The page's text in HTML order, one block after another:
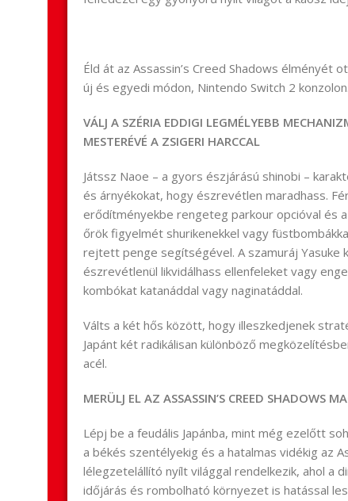
Éld át az Assassin’s Creed Shadows élményét
új és egyedi módon, Nintendo Switch 2 konzolon.
VÁLJ A SZÉRIA EDDIGI LEGMÉLYEBB
MESTERÉVÉ A ZSIGERI HARCCAL
Játssz Naoe – a gyors észjárású shinobi –
és árnyékokat, hogy észrevétlen maradhass.
erődítményekbe rengeteg parkour opcióval és
őrök figyelmét shurikenekkel vagy
rejtett penge segítségével. A szamuráj Yasuke
észrevétlenül likvidálhass ellenfeleket vagy
kombókat katanáddal vagy naginatáddal.
Válts a két hős között, hogy illeszkedjenek
Japánt két radikálisan különböző
acél.
MERÜLJ EL AZ ASSASSIN’S CREED SHADOWS
Lépj be a feudális Japánba, mint még ezelőtt
a békés szentélyekig és a hatalmas vidékig az
lélegzetelállító nyílt világgal rendelkezik, ahol a
időjárás és rombolható környezet is hatással